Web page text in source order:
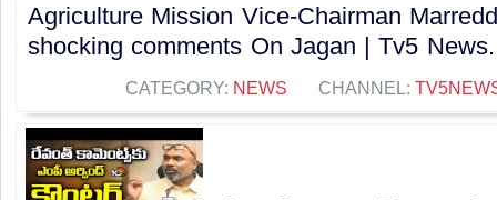
Agriculture Mission Vice-Chairman
shocking comments On Jagan | Tv5
CATEGORY: NEWS CHANNEL: